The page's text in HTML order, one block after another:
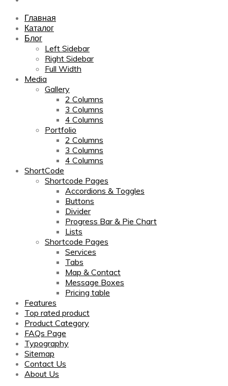
Главная
Каталог
Блог
Left Sidebar
Right Sidebar
Full Width
Media
Gallery
2 Columns
3 Columns
4 Columns
Portfolio
2 Columns
3 Columns
4 Columns
ShortCode
Shortcode Pages
Accordions & Toggles
Buttons
Divider
Progress Bar & Pie Chart
Lists
Shortcode Pages
Services
Tabs
Map & Contact
Message Boxes
Pricing table
Features
Top rated product
Product Category
FAQs Page
Typography
Sitemap
Contact Us
About Us